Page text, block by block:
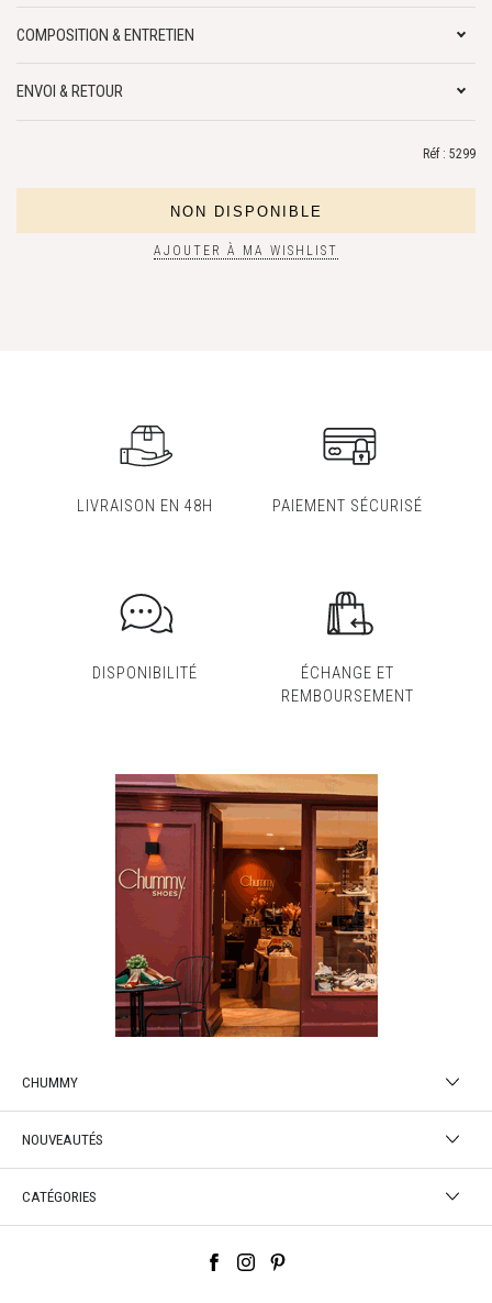
COMPOSITION & ENTRETIEN
ENVOI & RETOUR
Réf : 5299
AJOUTER À MA WISHLIST
LIVRAISON EN 48H PAIEMENT SÉCURISÉ
DISPONIBILITÉ
ÉCHANGE ET
REMBOURSEMENT
CHUMMY
NOUVEAUTÉS
CATÉGORIES